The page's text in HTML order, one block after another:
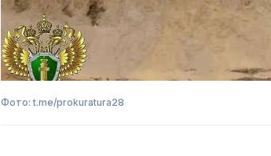
Фото: t.me/prokuratura28